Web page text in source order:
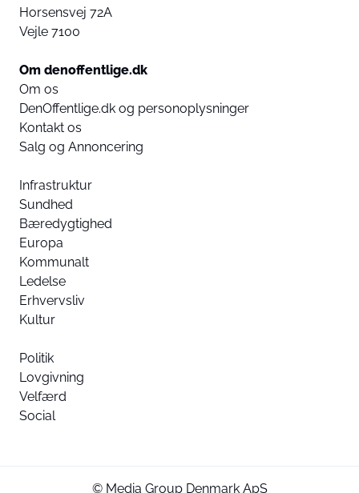
Horsensvej 72A
Vejle 7100
Om denoffentlige.dk
Om os
DenOffentlige.dk og personoplysninger
Kontakt os
Salg og Annoncering
Infrastruktur
Sundhed
Bæredygtighed
Europa
Kommunalt
Ledelse
Erhvervsliv
Kultur
Politik
Lovgivning
Velfærd
Social
© Media Group Denmark ApS